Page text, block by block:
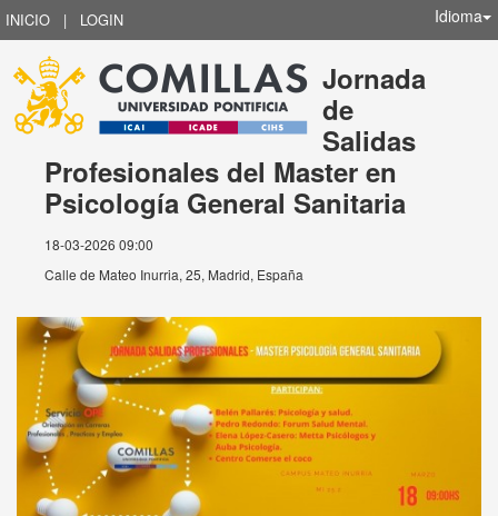
INICIO | LOGIN Idioma
Jornada
de
Salidas
Profesionales del Master en
Psicología General Sanitaria
18-03-2026 09:00
Calle de Mateo Inurria, 25, Madrid, España